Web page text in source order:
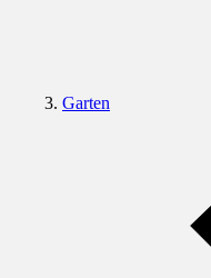
Garten